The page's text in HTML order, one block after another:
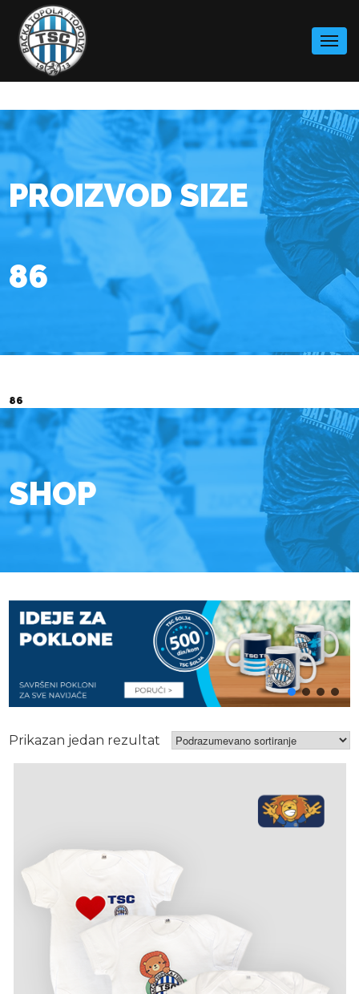
content
PROIZVOD SIZE
86
86
SHOP
Prikazan jedan rezultat